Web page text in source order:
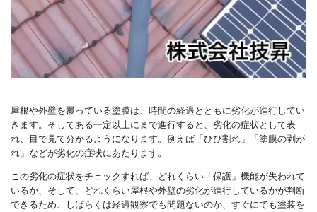
屋根や外壁を覆っている塗膜は、時間の経過とともに劣化が進行してい
きます。そしてある一定以上にまで進行すると、劣化の症状として表
れ、目で見て分かるようになります。例えば「ひび割れ」「塗膜の剥が
れ」などが劣化の症状にあたります。
この劣化の症状をチェックすれば、どれくらい「保護」機能が失われて
いるか、そして、どれくらい屋根や外壁の劣化が進行しているかが判断
できるため、しばらくは経過観察でも問題ないのか、すぐにでも塗装を